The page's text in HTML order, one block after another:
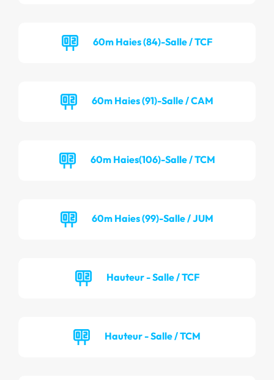
60m Haies (84)-Salle / TCF
60m Haies (91)-Salle / CAM
60m Haies(106)-Salle / TCM
60m Haies (99)-Salle / JUM
Hauteur - Salle / TCF
Hauteur - Salle / TCM